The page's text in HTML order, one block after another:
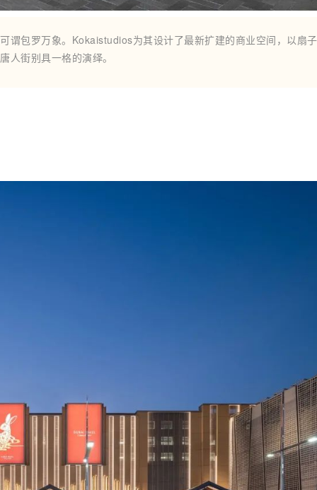
谓包罗万象。Kokaistudios为其设计了最新扩建的商业空间，以扇
人街别具一格的演绎。